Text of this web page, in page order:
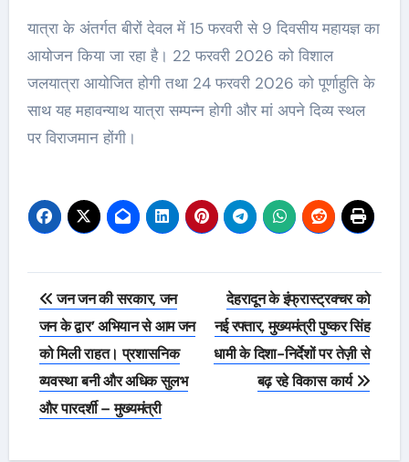
यात्रा के अंतर्गत बीरों देवल में 15 फरवरी से 9 दिवसीय महायज्ञ का
आयोजन किया जा रहा है। 22 फरवरी 2026 को विशाल
जलयात्रा आयोजित होगी तथा 24 फरवरी 2026 को पूर्णाहुति के
साथ यह महावन्याथ यात्रा सम्पन्न होगी और मां अपने दिव्य स्थल
पर विराजमान होंगी।
Post
navigation
जन जन की सरकार, जन
जन के द्वार’ अभियान से आम जन
को मिली राहत। प्रशासनिक
व्यवस्था बनी और अधिक सुलभ
और पारदर्शी – मुख्यमंत्री
देहरादून के इंफ्रास्ट्रक्चर को
नई रफ्तार, मुख्यमंत्री पुष्कर सिंह
धामी के दिशा-निर्देशों पर तेज़ी से
बढ़ रहे विकास कार्य